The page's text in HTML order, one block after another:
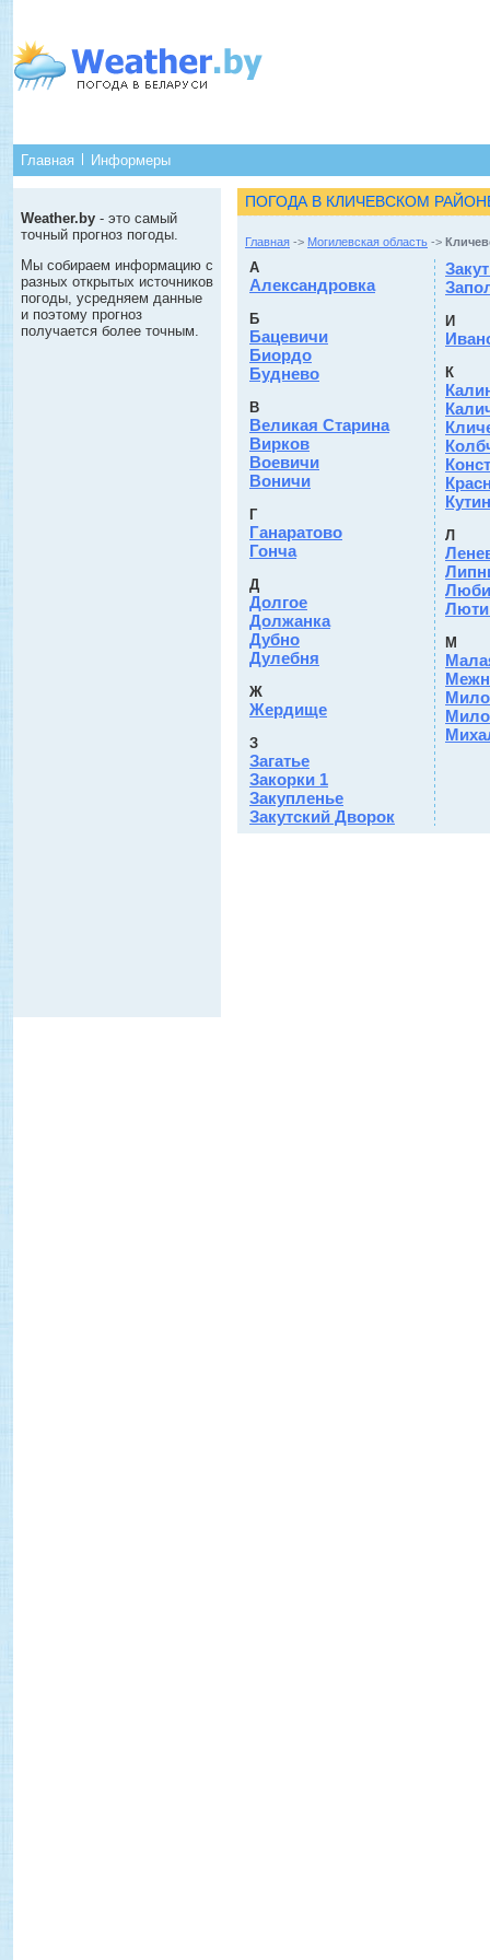
Главная Информеры
Weather.by - это самый
точный прогноз погоды.
Мы собираем информацию с
разных открытых источников
погоды, усредняем данные
и поэтому прогноз
получается более точным.
ПОГОДА В КЛИЧЕВСКОМ
Главная -> Могилевская область ->
А
Александровка
Б
Бацевичи
Биордо
Буднево
В
Великая Старина
Вирков
Воевичи
Воничи
Г
Ганаратово
Гонча
Д
Долгое
Должанка
Дубно
Дулебня
Ж
Жердище
З
Загатье
Закорки 1
Закупленье
Закутский Дворок
И
К
Кутин
Л
М